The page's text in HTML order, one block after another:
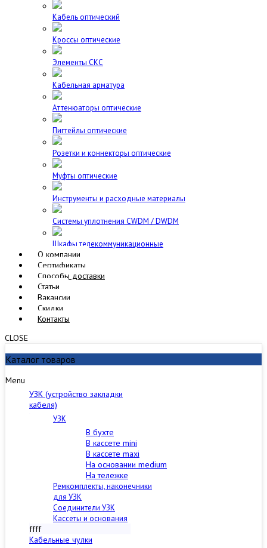
Кабель оптический
Кроссы оптические
Элементы СКС
Кабельная арматура
Аттенюаторы оптические
Пигтейлы оптические
Розетки и коннекторы оптические
Муфты оптические
Инструменты и расходные материалы
Cистемы уплотнения CWDM / DWDM
Шкафы телекоммуникационные
О компании
Сертификаты
Способы доставки
Статьи
Вакансии
Скидки
Контакты
CLOSE
Каталог товаров
Menu
УЗК (устройство закладки
кабеля)
УЗК
В бухте
В кассете mini
В кассете maxi
На основании medium
На тележке
Ремкомплекты, наконечники
для УЗК
Соединители УЗК
Кассеты и основания
ffff
Кабельные чулки